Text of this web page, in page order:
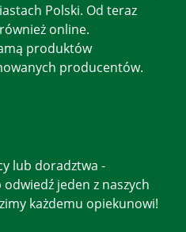
Polski. Od teraz
online.
produktów
producentów.
lub doradztwa -
jeden z naszych
każdemu opiekunowi!